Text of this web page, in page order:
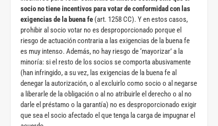
socio no tiene incentivos para votar de conformidad con las
exigencias de la buena fe (art. 1258 CC). Y en estos casos,
prohibir al socio votar no es desproporcionado porque el
riesgo de actuación contraria a las exigencias de la buena fe
es muy intenso. Además, no hay riesgo de ‘mayorizar’ a la
minoría: si el resto de los socios se comporta abusivamente
(han infringido, a su vez, las exigencias de la buena fe al
denegar la autorización, o al excluirlo como socio o al negarse
a liberarle de la obligación o al no atribuirle el derecho o al no
darle el préstamo o la garantía) no es desproporcionado exigir
que sea el socio afectado el que tenga la carga de impugnar el